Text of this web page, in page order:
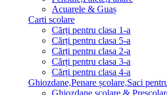
Acuarele & Guaș
Carti scolare
Cărți pentru clasa 1-a
Cărți pentru clasa 5-a
Cărți pentru clasa 2-a
Cărți pentru clasa 3-a
Cărți pentru clasa 4-a
Ghiozdane,Penare școlare,Saci
Ghiozdane scolare &